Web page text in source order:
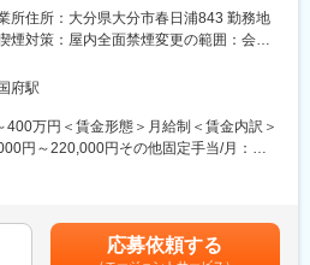
職：アパレル販売
日にお休みを取ることもでき、プライベ
にしながら働くことができます。
長と目標設定および振り返りを行いま
性面（プロセス）も重視しており、実績
のスペシャリスト、もしくは、マネジメ
リアなどがあります。
「取り付け方」など商材知識を覚え、お
からスタートします！これまで業種業界
持ちの方が入社し、活躍されておりま
休み、年休125日、携帯電話は会社に置
イフバランスが取れる環境です。
見積作成
、職人の手配
所住所：大分県大分市春日浦843 勤務地
煙対策：屋内全面禁煙変更の範囲：会社
府駅
400万円＜賃金形態＞月給制＜賃金内訳＞
円～220,000円その他固定手当/月：
あり■賞与：年2回（計3.20ヶ月分※前年度
45時間分を営業手当として支給■その他固
応募依頼する